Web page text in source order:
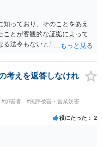
っており、そのことをあえ
ことが客観的な証拠によって
る法令もないと思われます。
考えを返答しなけれ
#加害者
#風評被害・営業妨害
役にたった 2